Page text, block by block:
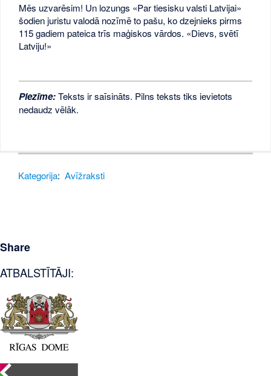
Mēs uzvarēsim! Un lozungs «Par tiesisku valsti Latvijai»
šodien juristu valodā nozīmē to pašu, ko dzejnieks pirms
115 gadiem pateica trīs maģiskos vārdos. «Dievs, svētī
Latviju!»
Piezīme:Teksts ir saīsināts. Pilns teksts tiks ievietots
nedaudz vēlāk.
Kategorija: Avīžraksti
Share
ATBALSTĪTĀJI: